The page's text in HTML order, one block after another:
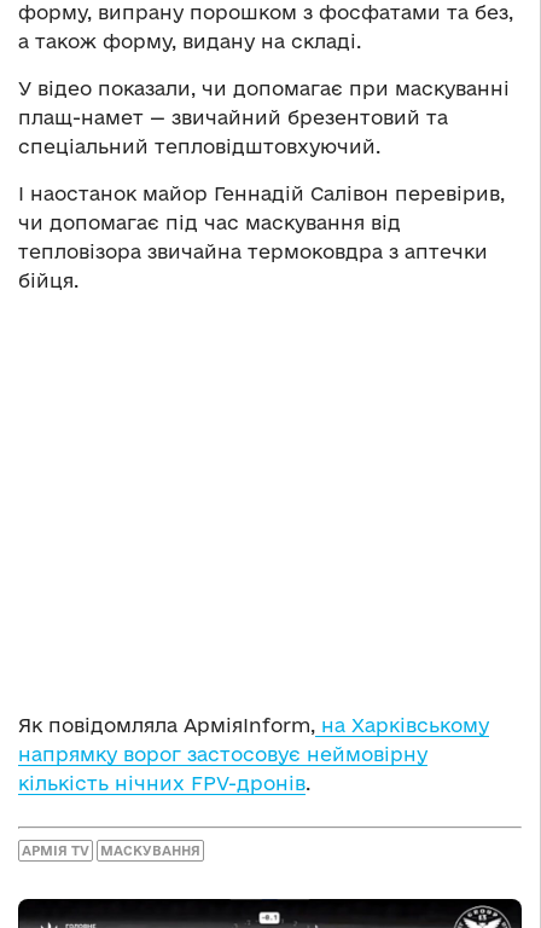
форму, випрану порошком з фосфатами та без,
а також форму, видану на складі.
У відео показали, чи допомагає при маскуванні
плащ-намет — звичайний брезентовий та
спеціальний тепловідштовхуючий.
І наостанок майор Геннадій Салівон перевірив,
чи допомагає під час маскування від
тепловізора звичайна термоковдра з аптечки
бійця.
Як повідомляла АрміяInform, на Харківському
напрямку ворог застосовує неймовірну
кількість нічних FPV-дронів.
АРМІЯ TV МАСКУВАННЯ